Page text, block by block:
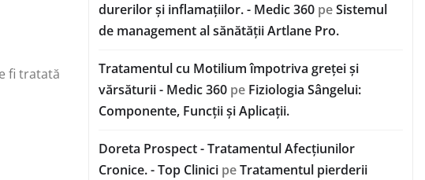
fi tratată
durerilor și inflamațiilor. - Medic 360 peSistemul
de management al sănătății Artlane Pro.
Tratamentul cu Motilium împotriva greței și
vărsăturii - Medic 360 pe Fiziologia Sângelui:
Componente, Funcții și Aplicații.
Doreta Prospect - Tratamentul Afecțiunilor
Cronice. - Top Clinici peTratamentul pierderii